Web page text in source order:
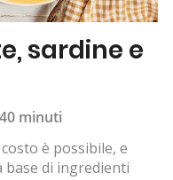
sardine e
40 minuti
è possibile, e
base di ingredienti